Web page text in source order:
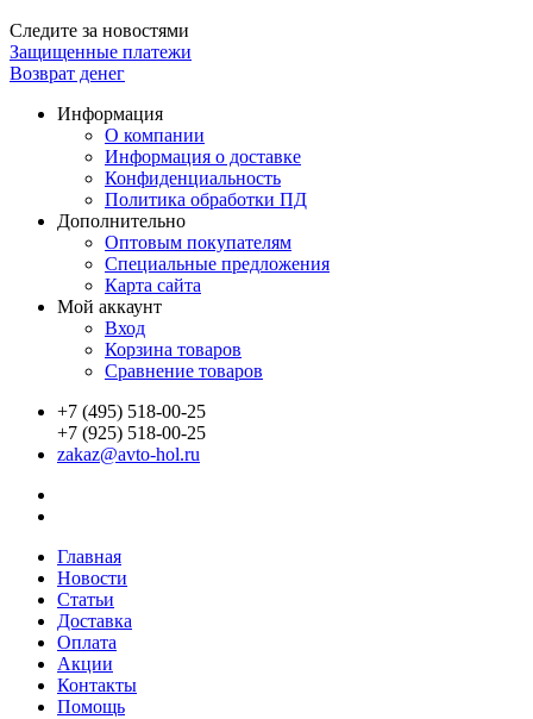
Следите за новостями
Защищенные платежи
Возврат денег
Информация
О компании
Информация о доставке
Конфиденциальность
Политика обработки ПД
Дополнительно
Оптовым покупателям
Специальные предложения
Карта сайта
Мой аккаунт
Вход
Корзина товаров
Сравнение товаров
+7 (495) 518-00-25
+7 (925) 518-00-25
zakaz@avto-hol.ru
Главная
Новости
Статьи
Доставка
Оплата
Акции
Контакты
Помощь